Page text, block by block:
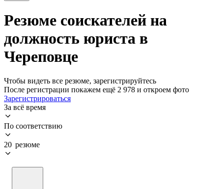
Резюме соискателей на
должность юриста в
Череповце
Чтобы видеть все резюме, зарегистрируйтесь
После регистрации покажем ещё 2 978 и откроем фото
Зарегистрироваться
За всё время
По соответствию
20 резюме